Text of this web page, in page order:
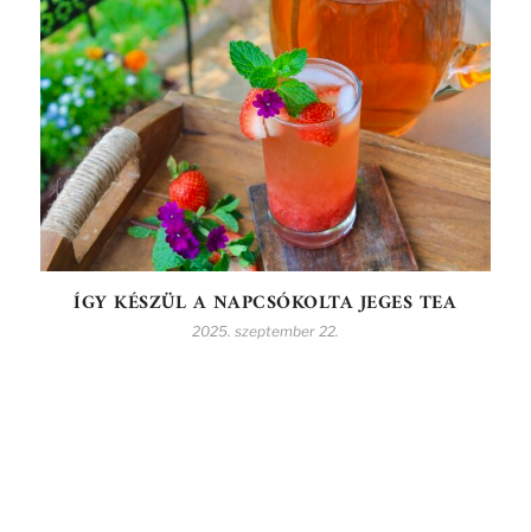
ÍGY KÉSZÜL A NAPCSÓKOLTA JEGES TEA
2025. szeptember 22.